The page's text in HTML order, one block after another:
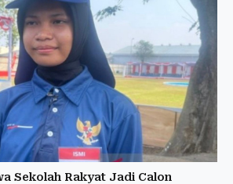
Sekolah Rakyat Jadi Calon